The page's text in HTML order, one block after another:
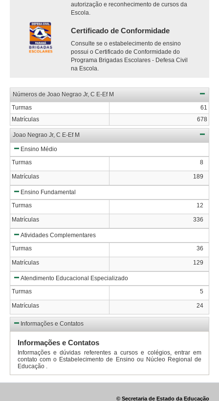
autorização e reconhecimento de cursos da
Escola.
Certificado de Conformidade
Consulte se o estabelecimento de ensino
possui o Certificado de Conformidade do
Programa Brigadas Escolares - Defesa Civil
na Escola.
Números de Joao Negrao Jr, C E-Ef M
Turmas
61
Matrículas
678
Joao Negrao Jr, C E-Ef M
Ensino Médio
Turmas
8
Matrículas 189
Ensino Fundamental
Turmas
12
Matrículas 336
Atividades Complementares
Turmas
36
Matrículas 129
Atendimento Educacional Especializado
Turmas
5
Matrículas 24
Informações e Contatos
Informações e Contatos
Informações e dúvidas referentes a cursos e colégios, entrar em
contato com o Estabelecimento de Ensino ou Núcleo Regional de
Educação .
© Secretaria de Estado da Educação